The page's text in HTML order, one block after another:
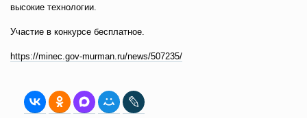
высокие технологии.
Участие в конкурсе бесплатное.
https://minec.gov-murman.ru/news/507235/